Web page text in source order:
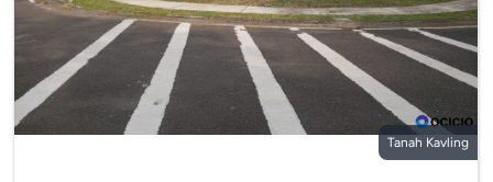
Tanah Kavling